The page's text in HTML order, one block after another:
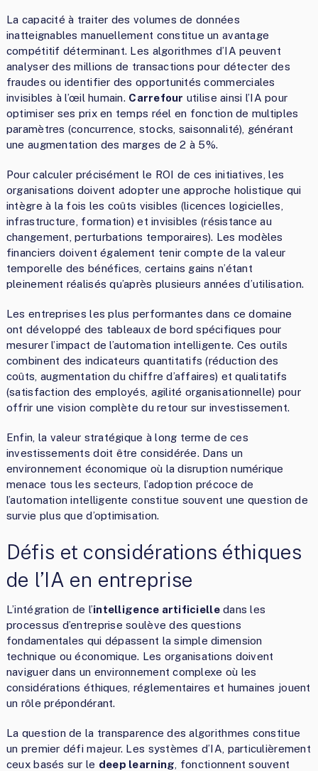
La capacité à traiter des volumes de données
inatteignables manuellement constitue un avantage
compétitif déterminant. Les algorithmes d’IA peuvent
analyser des millions de transactions pour détecter des
fraudes ou identifier des opportunités commerciales
invisibles à l’œil humain. Carrefour utilise ainsi l’IA pour
optimiser ses prix en temps réel en fonction de multiples
paramètres (concurrence, stocks, saisonnalité), générant
une augmentation des marges de 2 à 5%.
Pour calculer précisément le ROI de ces initiatives, les
organisations doivent adopter une approche holistique qui
intègre à la fois les coûts visibles (licences logicielles,
infrastructure, formation) et invisibles (résistance au
changement, perturbations temporaires). Les modèles
financiers doivent également tenir compte de la valeur
temporelle des bénéfices, certains gains n’étant
pleinement réalisés qu’après plusieurs années d’utilisation.
Les entreprises les plus performantes dans ce domaine
ont développé des tableaux de bord spécifiques pour
mesurer l’impact de l’automation intelligente. Ces outils
combinent des indicateurs quantitatifs (réduction des
coûts, augmentation du chiffre d’affaires) et qualitatifs
(satisfaction des employés, agilité organisationnelle) pour
offrir une vision complète du retour sur investissement.
Enfin, la valeur stratégique à long terme de ces
investissements doit être considérée. Dans un
environnement économique où la disruption numérique
menace tous les secteurs, l’adoption précoce de
l’automation intelligente constitue souvent une question de
survie plus que d’optimisation.
Défis et considérations éthiques
de l’IA en entreprise
L’intégration de l’intelligence artificielledans les
processus d’entreprise soulève des questions
fondamentales qui dépassent la simple dimension
technique ou économique. Les organisations doivent
naviguer dans un environnement complexe où les
considérations éthiques, réglementaires et humaines jouent
un rôle prépondérant.
La question de la transparence des algorithmes constitue
un premier défi majeur. Les systèmes d’IA, particulièrement
ceux basés sur le deep learning , fonctionnent souvent